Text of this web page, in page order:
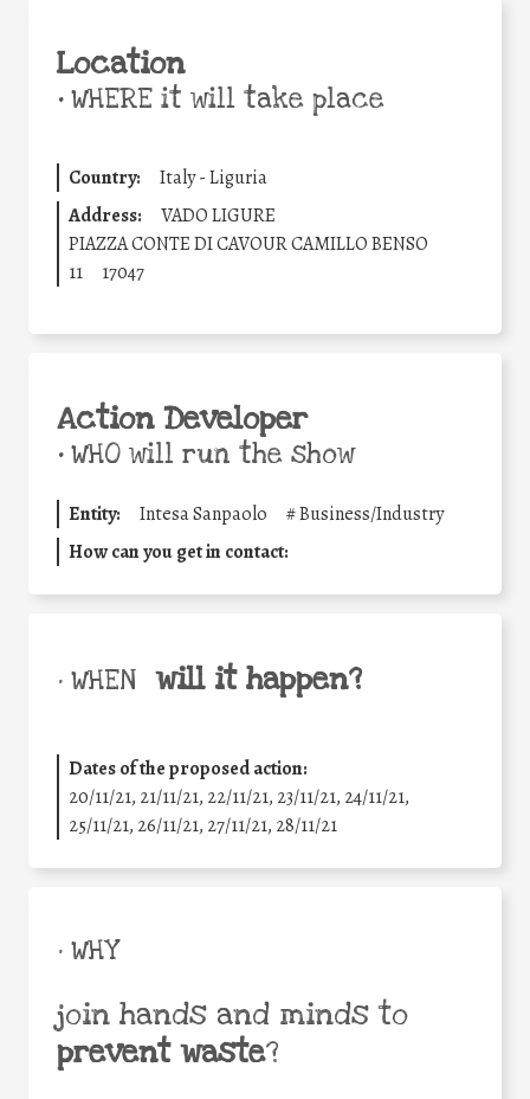
Location
•WHERE it will take place
Country:
Italy - Liguria
Address:
VADO LIGURE
PIAZZA CONTE DI CAVOUR CAMILLO BENSO
11
17047
Action Developer
•WHO will run the show
Entity: Intesa Sanpaolo #Business/Industry
How can you get in contact:
• WHEN will it happen?
Dates of the proposed action:
20/11/21, 21/11/21, 22/11/21, 23/11/21, 24/11/21,
25/11/21, 26/11/21, 27/11/21, 28/11/21
• WHY
join hands and minds to
prevent waste?